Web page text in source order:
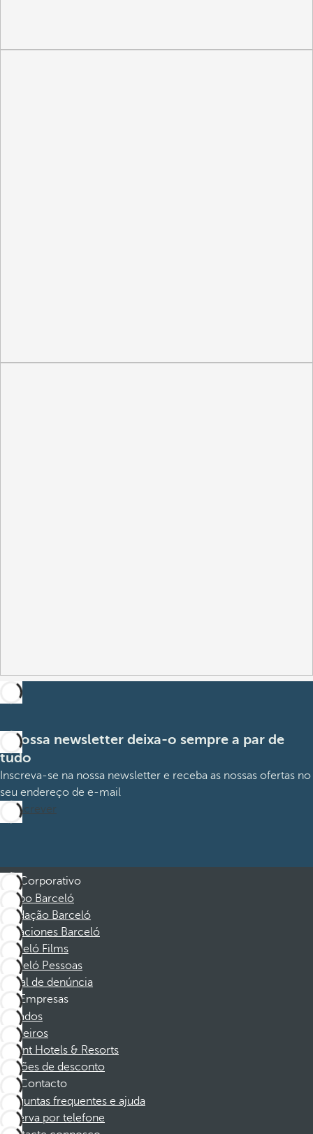
A nossa newsletter deixa-o sempre a par de
tudo
Inscreva-se na nossa newsletter e receba as nossas ofertas no
seu endereço de e-mail
Subscrever
Corporativo
Grupo Barceló
Fundação Barceló
Vacaciones Barceló
Barceló Films
Barceló Pessoas
Canal de denúncia
Empresas
Afiliados
Parceiros
Dorint Hotels & Resorts
Cupões de desconto
Contacto
Perguntas frequentes e ajuda
Reserva por telefone